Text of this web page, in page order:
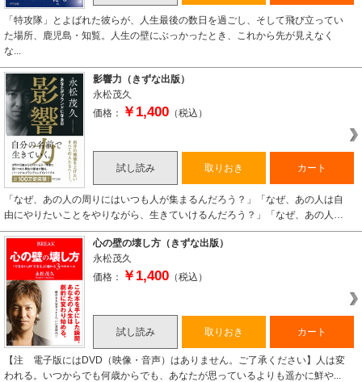
「特攻隊」とよばれた彼らが、人生最後の数日を過ごし、そして飛び立ってい
た場所、鹿児島・知覧。人生の壁にぶっかったとき、これから先が見えなく
な...
影響力（きずな出版）
永松茂久
価格：
￥1,400 （税込）
試し読み 取りおき カート
「なぜ、あの人の周りにはいつも人が集まるんだろう？」「なぜ、あの人は自
由にやりたいことをやりながら、生きていけるんだろう？」「なぜ、あの人…
心の壁の壊し方（きずな出版）
永松茂久
価格：
￥1,400 （税込）
試し読み 取りおき カート
【注 電子版にはDVD（映像・音声）はありません。ご了承ください】人は変
われる。いつからでも何歳からでも、あなたが思っているよりも遥かに鮮や...